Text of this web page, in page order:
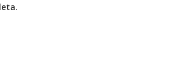
.